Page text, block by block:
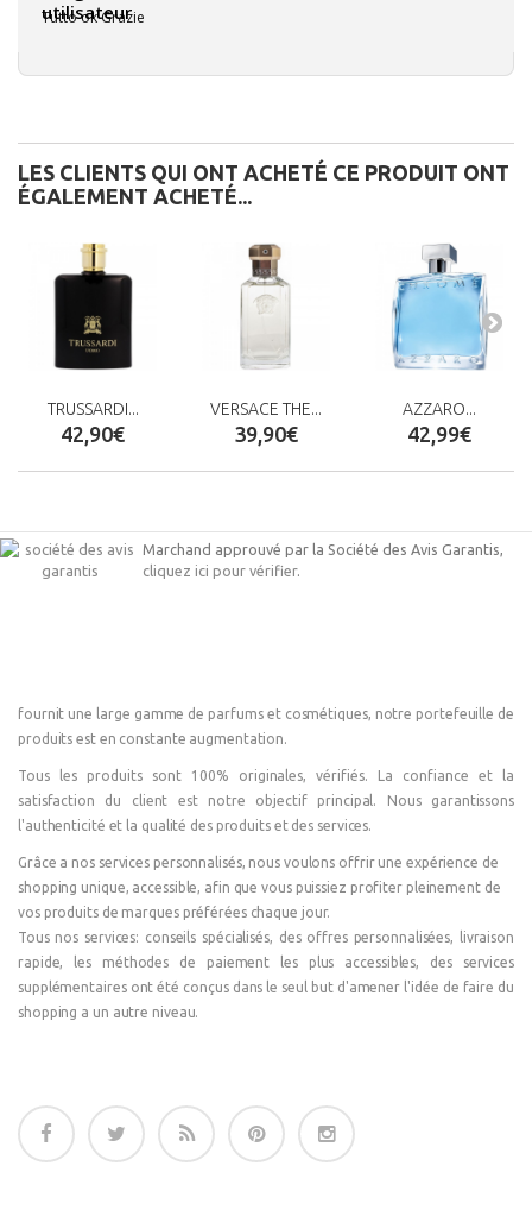
Tutto ok Grazie
LES CLIENTS QUI ONT ACHETÉ CE PRODUIT ONT
ÉGALEMENT ACHETÉ...
TRUSSARDI...
42,90€
VERSACE THE...
39,90€
AZZARO...
42,99€
Marchand approuvé par la Société des Avis Garantis,
cliquez ici pour vérifier.
fournit une large gamme de parfums et cosmétiques, notre portefeuille de
produits est en constante augmentation.
Tous les produits sont 100% originales, vérifiés. La confiance et la
satisfaction du client est notre objectif principal. Nous garantissons
l'authenticité et la qualité des produits et des services.
Grâce a nos services personnalisés, nous voulons offrir une expérience de
shopping unique, accessible, afin que vous puissiez profiter pleinement de
vos produits de marques préférées chaque jour.
Tous nos services: conseils spécialisés, des offres personnalisées, livraison
rapide, les méthodes de paiement les plus accessibles, des services
supplémentaires ont été conçus dans le seul but d'amener l'idée de faire du
shopping a un autre niveau.